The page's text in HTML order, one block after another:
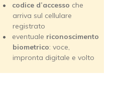
codice d’accesso che
arriva sul cellulare
registrato
eventuale riconoscimento
biometrico: voce,
impronta digitale e volto